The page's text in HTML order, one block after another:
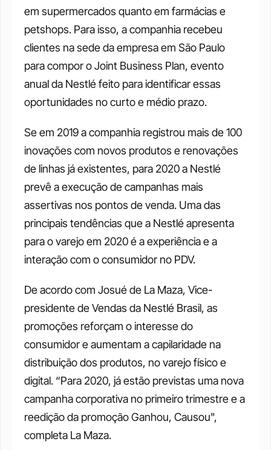
em supermercados quanto em farmácias e
petshops. Para isso, a companhia recebeu
clientes na sede da empresa em São Paulo
para compor o Joint Business Plan, evento
anual da Nestlé feito para identificar essas
oportunidades no curto e médio prazo.
Se em 2019 a companhia registrou mais de 100
inovações com novos produtos e renovações
de linhas já existentes, para 2020 a Nestlé
prevê a execução de campanhas mais
assertivas nos pontos de venda. Uma das
principais tendências que a Nestlé apresenta
para o varejo em 2020 é a experiência e a
interação com o consumidor no PDV.
De acordo com Josué de La Maza, Vice-
presidente de Vendas da Nestlé Brasil, as
promoções reforçam o interesse do
consumidor e aumentam a capilaridade na
distribuição dos produtos, no varejo físico e
digital. “Para 2020, já estão previstas uma nova
campanha corporativa no primeiro trimestre e a
reedição da promoção Ganhou, Causou",
completa La Maza.